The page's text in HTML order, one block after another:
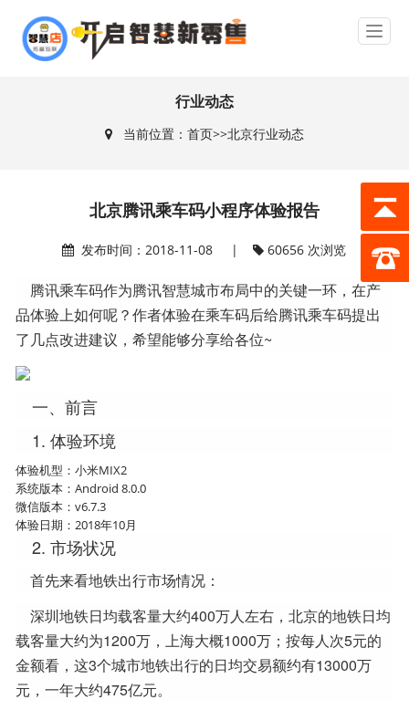
行业动态
当前位置： 首页>>北京行业动态
北京腾讯乘车码小程序体验报告
发布时间：2018-11-08 | 60656 次浏览
腾讯乘车码作为腾讯智慧城市布局中的关键一环，在产
品体验上如何呢？作者体验在乘车码后给腾讯乘车码提出
了几点改进建议，希望能够分享给各位~
一、前言
1. 体验环境
体验机型：小米MIX2
系统版本：Android 8.0.0
微信版本：v6.7.3
体验日期：2018年10月
2. 市场状况
首先来看地铁出行市场情况：
深圳地铁日均载客量大约400万人左右，北京的地铁日均
载客量大约为1200万，上海大概1000万；按每人次5元的
金额看，这3个城市地铁出行的日均交易额约有13000万
元，一年大约475亿元。